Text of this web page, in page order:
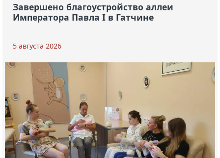
Завершено благоустройство аллеи
Императора Павла I в Гатчине
5 августа 2026